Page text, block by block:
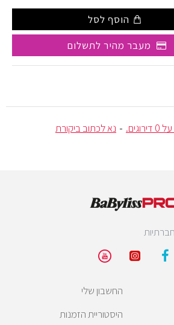
- נא לכתוב ביקורת
הוסף לסל
מעבר מהיר לתשלום
החשבון שלי
היסטוריית הזמנות